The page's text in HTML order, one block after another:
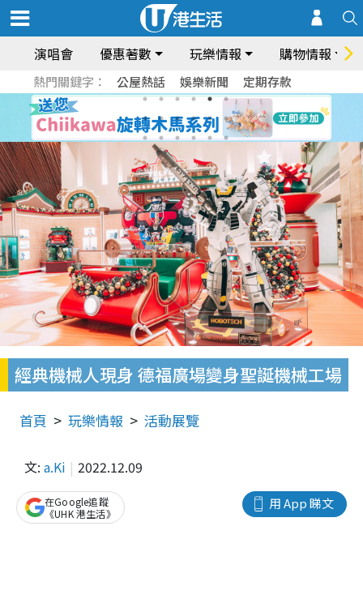
演唱會 優惠著數 玩樂情報 購物情報
熱門關鍵字： 公屋熱話 娛樂新聞 定期存款
經典機械人現身 德福廣場變身聖誕機械工場
首頁 玩樂情報 活動展覽
文: a.Ki 2022.12.09
用 App 睇文
在Google追蹤
《UHK 港生活》